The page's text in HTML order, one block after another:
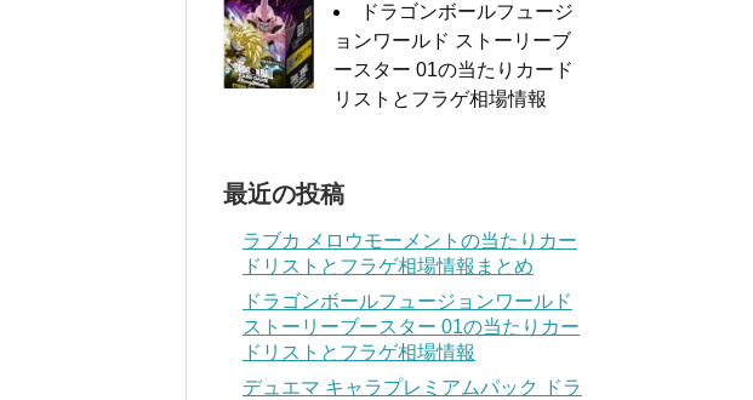
ドラゴンボールフュージ
ョンワールド ストーリーブ
ースター 01の当たりカード
リストとフラゲ相場情報
最近の投稿
ラブカ メロウモーメントの当たりカー
ドリストとフラゲ相場情報まとめ
ドラゴンボールフュージョンワールド
ストーリーブースター 01の当たりカー
ドリストとフラゲ相場情報
デュエマ キャラプレミアムパック ドラ